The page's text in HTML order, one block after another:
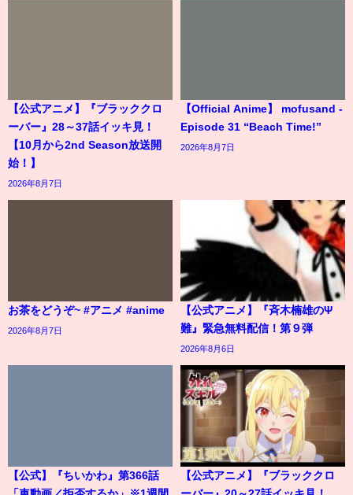
【公式アニメ】『ブラッククロ
ーバー』28～37話イッキ見！
【10月から2nd Season放送開
始！】
2026年8月7日
【Official Anime】 mofusand -
Episode 31 “Beach Time!”
2026年8月7日
お茶をどうぞ~ #アニメ #anime
2026年8月7日
【公式アニメ】『斉木楠雄のΨ
難』緊急無料配信！第９弾
2026年8月6日
【公式】『ちいかわ』第366話
【公式アニメ】『ブラッククロ